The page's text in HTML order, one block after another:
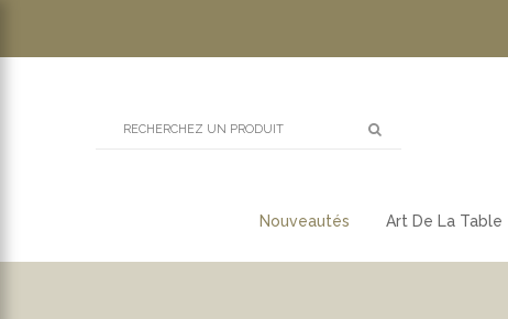
Nouveautés Art De La Table